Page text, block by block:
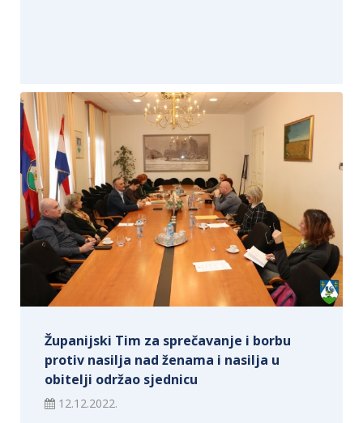
Županijski Tim za sprečavanje i borbu
protiv nasilja nad ženama i nasilja u
obitelji održao sjednicu
12.12.2022.